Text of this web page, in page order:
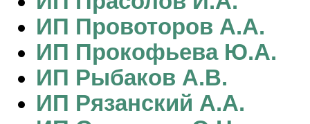
ИП Провоторов А.А.
ИП Прокофьева Ю.А.
ИП Рыбаков А.В.
ИП Рязанский А.А.